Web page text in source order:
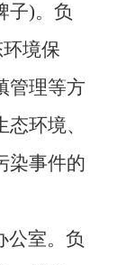
子)。负
境保
管理等方
环境、
染事件的
公室。负